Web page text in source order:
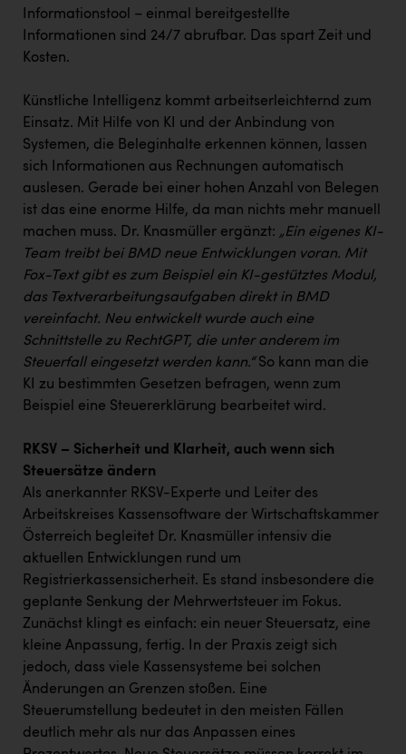
Informationstool – einmal bereitgestellte
Informationen sind 24/7 abrufbar. Das spart Zeit und
Kosten.
Künstliche Intelligenz kommt arbeitserleichternd zum
Einsatz. Mit Hilfe von KI und der Anbindung von
Systemen, die Beleginhalte erkennen können, lassen
sich Informationen aus Rechnungen automatisch
auslesen. Gerade bei einer hohen Anzahl von Belegen
ist das eine enorme Hilfe, da man nichts mehr manuell
machen muss. Dr. Knasmüller ergänzt: „Ein eigenes KI-
Team treibt bei BMD neue Entwicklungen voran. Mit
Fox-Text gibt es zum Beispiel ein KI-gestütztes Modul,
das Textverarbeitungsaufgaben direkt in BMD
vereinfacht. Neu entwickelt wurde auch eine
Schnittstelle zu RechtGPT, die unter anderem im
Steuerfall eingesetzt werden kann.“So kann man die
KI zu bestimmten Gesetzen befragen, wenn zum
Beispiel eine Steuererklärung bearbeitet wird.
RKSV – Sicherheit und Klarheit, auch wenn sich
Steuersätze ändern
Als anerkannter RKSV-Experte und Leiter des
Arbeitskreises Kassensoftware der Wirtschaftskammer
Österreich begleitet Dr. Knasmüller intensiv die
aktuellen Entwicklungen rund um
Registrierkassensicherheit. Es stand insbesondere die
geplante Senkung der Mehrwertsteuer im Fokus.
Zunächst klingt es einfach: ein neuer Steuersatz, eine
kleine Anpassung, fertig. In der Praxis zeigt sich
jedoch, dass viele Kassensysteme bei solchen
Änderungen an Grenzen stoßen. Eine
Steuerumstellung bedeutet in den meisten Fällen
deutlich mehr als nur das Anpassen eines